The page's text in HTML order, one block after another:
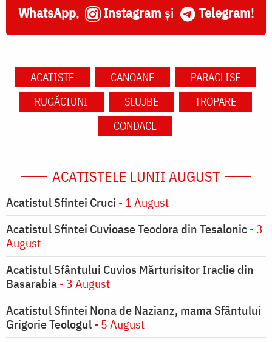
WhatsApp, Instagram și Telegram!
ACATISTE CANOANE
PARACLISE
RUGĂCIUNI
SLUJBE
TROPARE
CONDACE
ACATISTELE LUNII AUGUST
Acatistul Sfintei Cruci - 1 August
Acatistul Sfintei Cuvioase Teodora din Tesalonic- 3
August
Acatistul Sfântului Cuvios Mărturisitor Iraclie din
Basarabia- 3 August
Acatistul Sfintei Nona de Nazianz, mama Sfântului
Grigorie Teologul- 5 August